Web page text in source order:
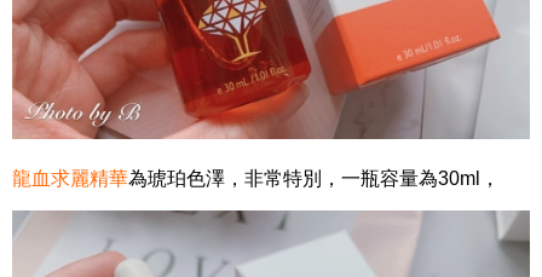
龍血求麗精華為琥珀色澤，非常特別，一瓶容量為30ml，